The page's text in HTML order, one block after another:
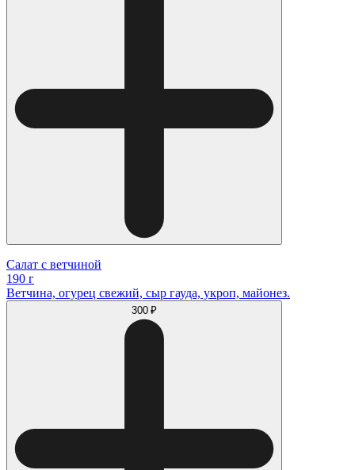
Салат с ветчиной
190 г
Ветчина, огурец свежий, сыр гауда, укроп, майонез.
300 ₽